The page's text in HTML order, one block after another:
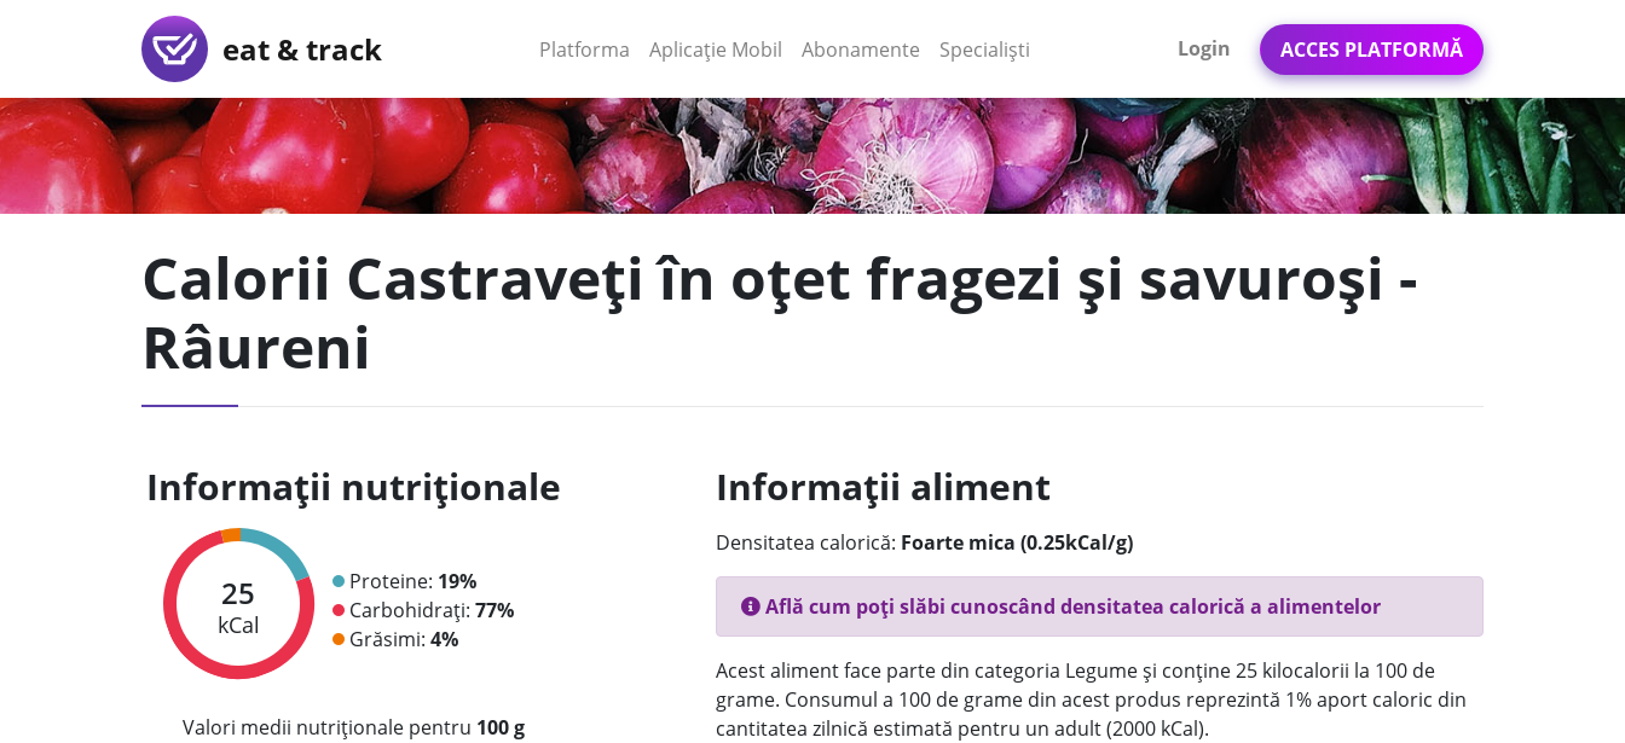
eat & track Platforma (current)
Aplicație Mobil (current)
Abonamente Specialiști Login ACCES PLATFORMĂ
Calorii Castraveți în oțet fragezi și savuroși -
Râureni
Informații nutriționale
25
kCal
Proteine: 19%
Carbohidrați: 77%
Grăsimi: 4%
Valori medii nutriționale pentru 100 g
Informații aliment
Densitatea calorică: Foarte mica (0.25kCal/g)
Află cum poți slăbi cunoscând densitatea calorică a alimentelor
Acest aliment face parte din categoria Legume și conține 25 kilocalorii la 100 de
grame. Consumul a 100 de grame din acest produs reprezintă 1% aport caloric din
cantitatea zilnică estimată pentru un adult (2000 kCal).